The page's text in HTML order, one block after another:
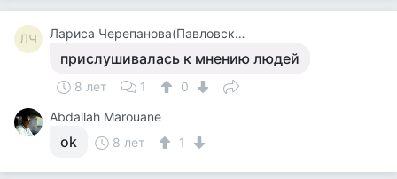
ЛЧ Лариса Черепанова(Павловская)
прислушивалась к мнению людей
8 лет 1
0
Abdallah Marouane
ok 8 лет 1